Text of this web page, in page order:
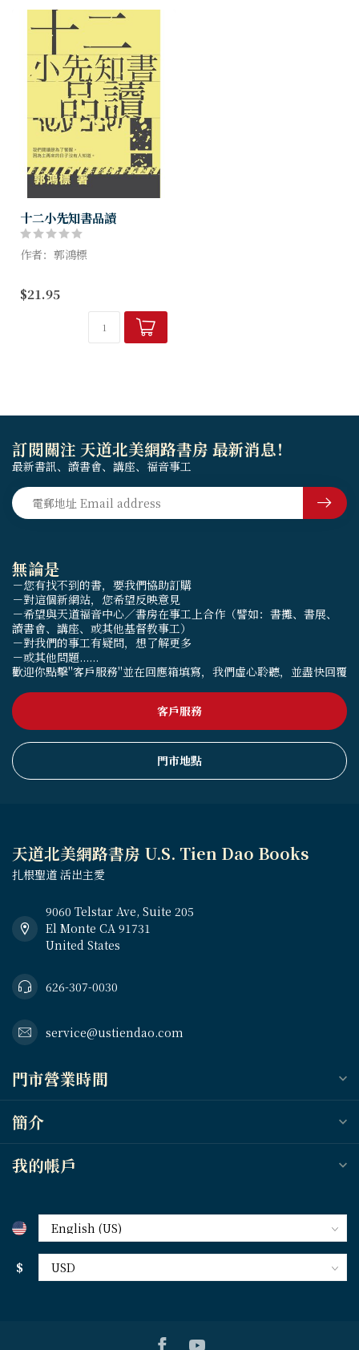
十二小先知書品讀
作者：郭鴻標
講道集，十二小先知書獨特的
地方是跨越主前8世紀至5世
紀，涉及北國以色列由盛轉
衰、被亞述打敗、南國猶大孤
$21.95
無論是
－您有找不到的書，要我們協助訂購
－對這個新網站，您希望反映意見
－希望與天道福音中心／書房在事工上合作（譬如：書攤、書展、
讀書會、講座、或其他基督教事工）
－對我們的事工有疑問，想了解更多
－或其他問題......
歡迎你點擊"客戶服務"並在回應箱填寫，我們虛心聆聽，並盡快回覆
客戶服務
門市地點
訂閱關注 天道北美網路書房 最新消息！
最新書訊、讀書會、講座、福音事工
天道北美網路書房 U.S. Tien Dao Books
扎根聖道 活出主愛
9060 Telstar Ave, Suite 205
El Monte CA 91731
United States
626-307-0030
service@ustiendao.com
門市營業時間
簡介
我的帳戶
$